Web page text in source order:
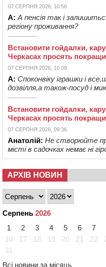
07 СЕРПНЯ 2026, 10:56
А: А пенсія так і
регіону проживання?
Встановити гойдалки,
Черкасах просять
07 СЕРПНЯ 2026, 10:09
А: Споконвіку іграшки і
дозвілля,а також-посуд і
Встановити гойдалки,
Черкасах просять
07 СЕРПНЯ 2026, 09:36
Анатолій: Не створюйте
місті в садочках немає ні
АРХІВ НОВИН
Серпень 2026
1
2 3 4 5 6 7
16
17 18 19 20 21 22
31
Всі новини за місяць